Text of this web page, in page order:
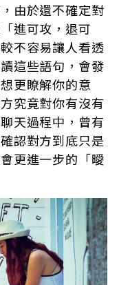
由於還不確定對
進可攻，退可
不容易讓人看透
這些語句，會發
更瞭解你的意
究竟對你有沒有
天過程中，曾有
認對方到底只是
更進一步的「曖